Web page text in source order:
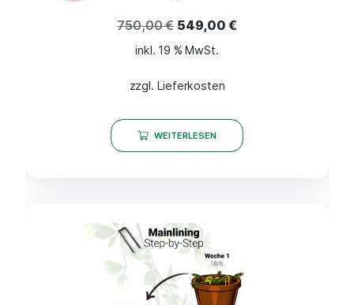
750,00€ 549,00 €
inkl. 19 % MwSt.
zzgl. Lieferkosten
WEITERLESEN